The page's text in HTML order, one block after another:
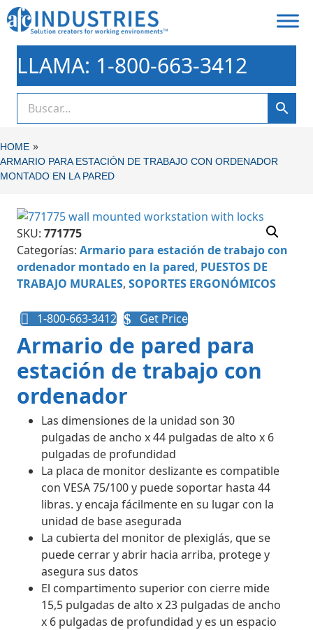
LLAMA: 1-800-663-3412
HOME »
ARMARIO PARA ESTACIÓN DE TRABAJO CON ORDENADOR
MONTADO EN LA PARED
SKU: 771775
Categorías: Armario para estación de trabajo con
ordenador montado en la pared, PUESTOS DE
TRABAJO MURALES, SOPORTES ERGONÓMICOS
1-800-663-3412 Get Price
Armario de pared para
estación de trabajo con
ordenador
Las dimensiones de la unidad son 30
pulgadas de ancho x 44 pulgadas de alto x 6
pulgadas de profundidad
La placa de monitor deslizante es compatible
con VESA 75/100 y puede soportar hasta 44
libras. y encaja fácilmente en su lugar con la
unidad de base asegurada
La cubierta del monitor de plexiglás, que se
puede cerrar y abrir hacia arriba, protege y
asegura sus datos
El compartimento superior con cierre mide
15,5 pulgadas de alto x 23 pulgadas de ancho
x 6 pulgadas de profundidad y es un espacio